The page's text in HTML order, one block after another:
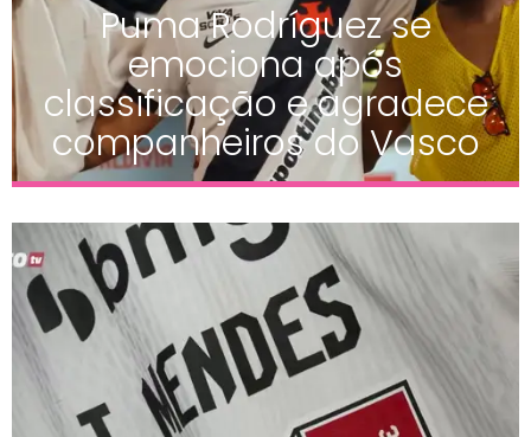
Puma Rodríguez se
emociona após
classificação e agradece
companheiros do Vasco